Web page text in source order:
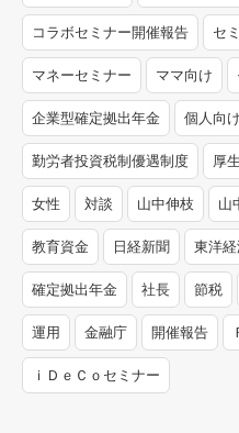
コラボセミナー開催報告 セ
マネーセミナー ママ向け
企業型確定拠出年金 個人向
勤労者投資税制優遇制度 厚
女性 対談 山中伸枝 山
教育資金 日経新聞 東洋
確定拠出年金 社長 節税
運用 金融庁 開催報告
ｉＤｅＣｏセミナー